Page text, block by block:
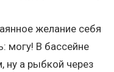
желание себя
могу! В бассейне
ну а рыбкой через